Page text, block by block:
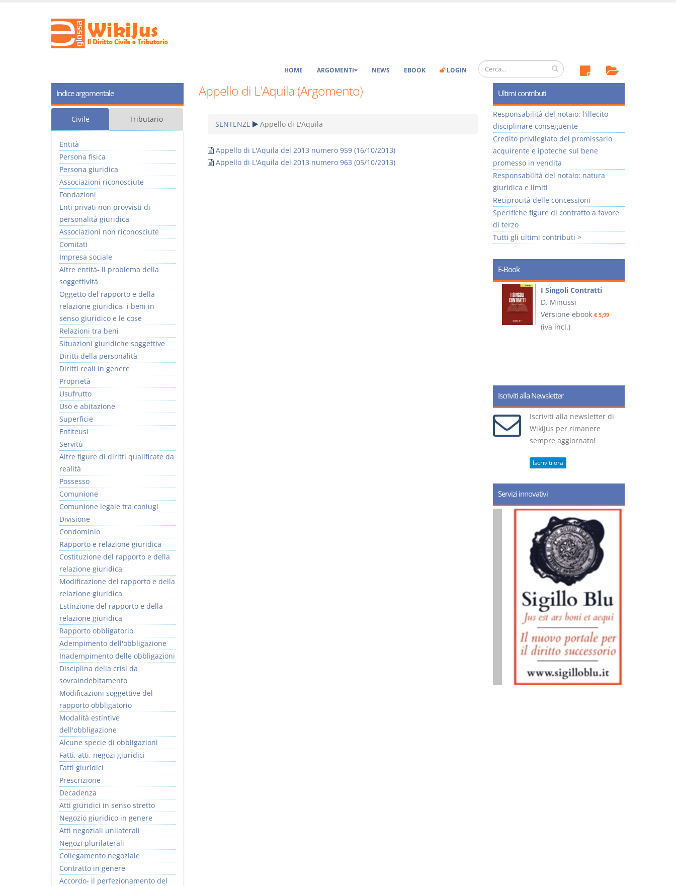
HOME ARGOMENTI NEWS EBOOK LOGIN
Appello di L'Aquila (Argomento)
SENTENZE Appello di L'Aquila
Appello di L'Aquila del 2013 numero 959 (16/10/2013)
Appello di L'Aquila del 2013 numero 963 (05/10/2013)
Indice argomentale
Civile Tributario
Entità
Persona fisica
Persona giuridica
Associazioni riconosciute
Fondazioni
Enti privati non provvisti di
personalità giuridica
Associazioni non riconosciute
Comitati
Impresa sociale
Altre entità- il problema della
soggettività
Oggetto del rapporto e della
relazione giuridica- i beni in
senso giuridico e le cose
Relazioni tra beni
Situazioni giuridiche soggettive
Diritti della personalità
Diritti reali in genere
Proprietà
Usufrutto
Uso e abitazione
Superficie
Enfiteusi
Servitù
Altre figure di diritti qualificate da
realità
Possesso
Comunione
Comunione legale tra coniugi
Divisione
Condominio
Rapporto e relazione giuridica
Costituzione del rapporto e della
relazione giuridica
Modificazione del rapporto e della
relazione giuridica
Estinzione del rapporto e della
relazione giuridica
Rapporto obbligatorio
Adempimento dell'obbligazione
Inadempimento delle obbligazioni
Disciplina della crisi da
sovraindebitamento
Modificazioni soggettive del
rapporto obbligatorio
Modalità estintive
dell'obbligazione
Alcune specie di obbligazioni
Fatti, atti, negozi giuridici
Fatti giuridici
Prescrizione
Decadenza
Atti giuridici in senso stretto
Negozio giuridico in genere
Atti negoziali unilaterali
Negozi plurilaterali
Collegamento negoziale
Contratto in genere
Accordo- il perfezionamento del
Ultimi contributi
Responsabilità del notaio: l'illecito
disciplinare conseguente
Credito privilegiato del promissario
acquirente e ipoteche sul bene
promesso in vendita
Responsabilità del notaio: natura
giuridica e limiti
Reciprocità delle concessioni
Specifiche figure di contratto a favore
di terzo
Tutti gli ultimi contributi >
E-Book
I Vincoli Preliminari
Versione ebook€ 4,19
Usufrutto Uso e
Abitazione
Versione ebook
(iva incl.)
I Singoli Contratti
D. Minussi
Versione ebook € 5,99
(iva incl.)
Iscriviti alla Newsletter
Iscriviti alla newsletter di
WikiJus per rimanere
sempre aggiornato!
Iscriviti ora
Servizi innovativi